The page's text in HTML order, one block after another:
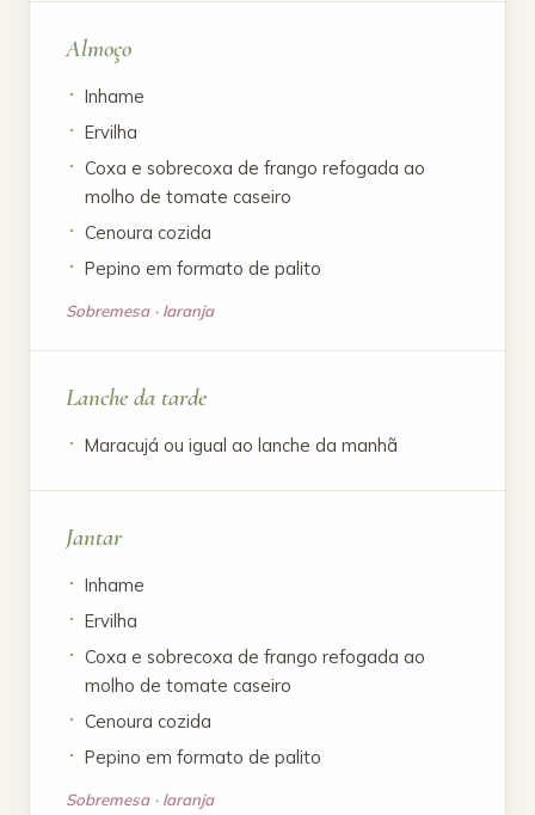
Almoço
Inhame
Ervilha
Coxa e sobrecoxa de frango refogada ao
molho de tomate caseiro
Cenoura cozida
Pepino em formato de palito
Sobremesa · laranja
Lanche da tarde
Maracujá ou igual ao lanche da manhã
Jantar
Inhame
Ervilha
Coxa e sobrecoxa de frango refogada ao
molho de tomate caseiro
Cenoura cozida
Pepino em formato de palito
Sobremesa · laranja